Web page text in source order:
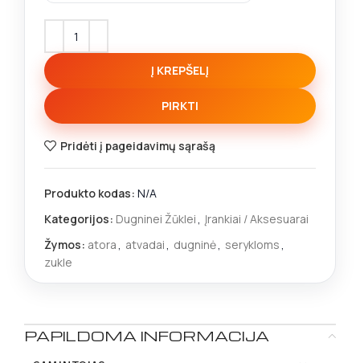
Į KREPŠELĮ
PIRKTI
Pridėti į pageidavimų sąrašą
Produkto kodas: N/A
Kategorijos: Dugninei Žūklei, Įrankiai / Aksesuarai
Žymos: atora, atvadai, dugninė, serykloms,
zukle
PAPILDOMA INFORMACIJA